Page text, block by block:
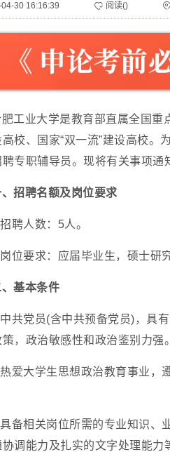
30 16:16:39 阅读()
肥工业大学是教育部直属全国重
高校、国家“双一流”建设高校
专职辅导员。现将有关事项通
招聘名额及岗位要求
聘人数：5人。
位要求：应届毕业生，硕士研
、基本条件
共党员(含中共预备党员)，具
，政治敏感性和政治鉴别力强。
爱大学生思想政治教育事业，
备相关岗位所需的专业知识、
调能力及扎实的文字处理能力